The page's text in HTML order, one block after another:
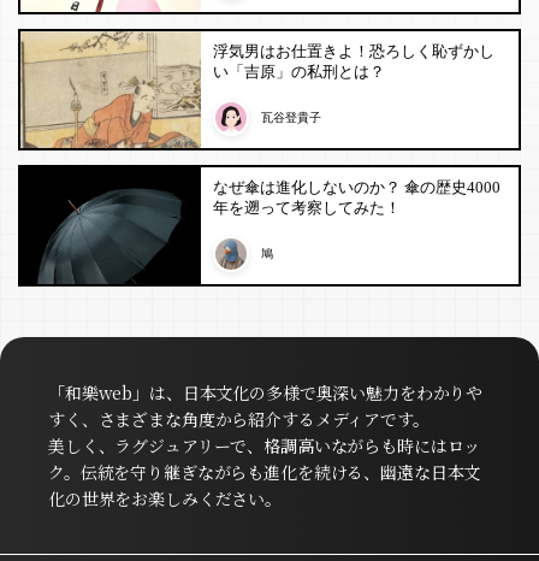
浮気男はお仕置きよ！恐ろしく恥ずかし
い「吉原」の私刑とは？
瓦谷登貴子
なぜ傘は進化しないのか？ 傘の歴史4000
年を遡って考察してみた！
鳩
「和樂web」は、日本文化の多様で奥深い魅力をわかりや
すく、さまざまな角度から紹介するメディアです。
美しく、ラグジュアリーで、格調高いながらも時にはロッ
ク。伝統を守り継ぎながらも進化を続ける、幽遠な日本文
化の世界をお楽しみください。